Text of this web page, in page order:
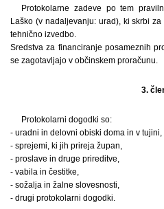
Protokolarne zadeve po tem
Laško (v nadaljevanju: urad), ki skrbi
tehnično izvedbo.
Sredstva za financiranje posameznih
se zagotavljajo v občinskem proračunu.
3.
Protokolarni dogodki so:
- uradni in delovni obiski doma in v tujini,
- sprejemi, ki jih prireja župan,
- proslave in druge prireditve,
- vabila in čestitke,
- sožalja in žalne slovesnosti,
- drugi protokolarni dogodki.